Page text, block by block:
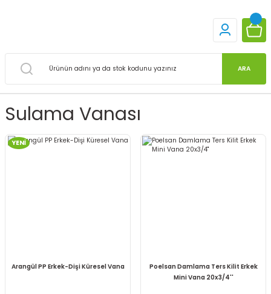
ARA
Sulama Vanası
YENİ
Arangül PP Erkek-Dişi Küresel Vana
Poelsan Damlama Ters Kilit Erkek
Mini Vana 20x3/4''